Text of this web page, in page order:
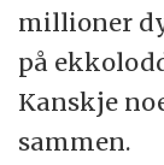
millioner
på
Kanskje
sammen.